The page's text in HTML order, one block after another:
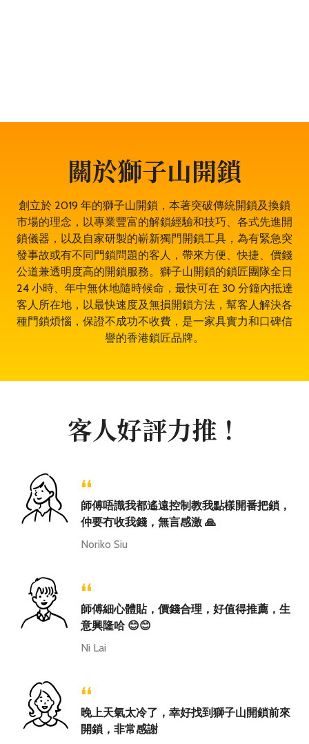
關於獅子山開鎖
創立於 2019 年的獅子山開鎖，本著突破傳統開鎖及換鎖
市場的理念，以專業豐富的解鎖經驗和技巧、各式先進開
鎖儀器，以及自家研製的嶄新獨門開鎖工具，為有緊急突
發事故或有不同門鎖問題的客人，帶來方便、快捷、價錢
公道兼透明度高的開鎖服務。獅子山開鎖的鎖匠團隊全日
24 小時、年中無休地隨時候命，最快可在 30 分鐘內抵達
客人所在地，以最快速度及無損開鎖方法，幫客人解決各
種門鎖煩惱，保證不成功不收費，是一家具實力和口碑信
譽的香港鎖匠品牌。
客人好評力推！
“
師傅唔識我都遙遠控制教我點樣開番把鎖，
仲要冇收我錢，無言感激 🙏
Noriko Siu
“
師傅細心體貼，價錢合理，好值得推薦，生
意興隆哈 😊😊
Ni Lai
“
晚上天氣太冷了，幸好找到獅子山開鎖前來
開鎖，非常感謝